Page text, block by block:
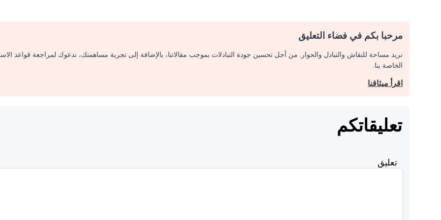
مرحبا بكم في فضاء التعليق
نريد مساحة للنقاش والتبادل والحوار. من أجل تحسين جودة التبادلات بموجب مقالاتنا، بالإضافة إلى تجربة مساهمتك، ندعوك لمراجعة قواعد
الخاصة بنا.
اقرأ ميثاقنا
تعليقاتكم
تعليق